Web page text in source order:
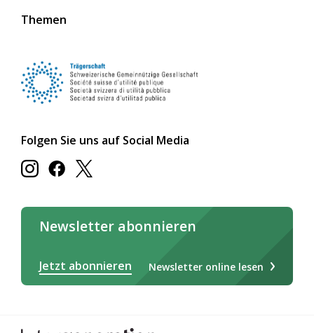
Themen
Folgen Sie uns auf Social Media
Newsletter abonnieren
Jetzt abonnieren Newsletter online lesen